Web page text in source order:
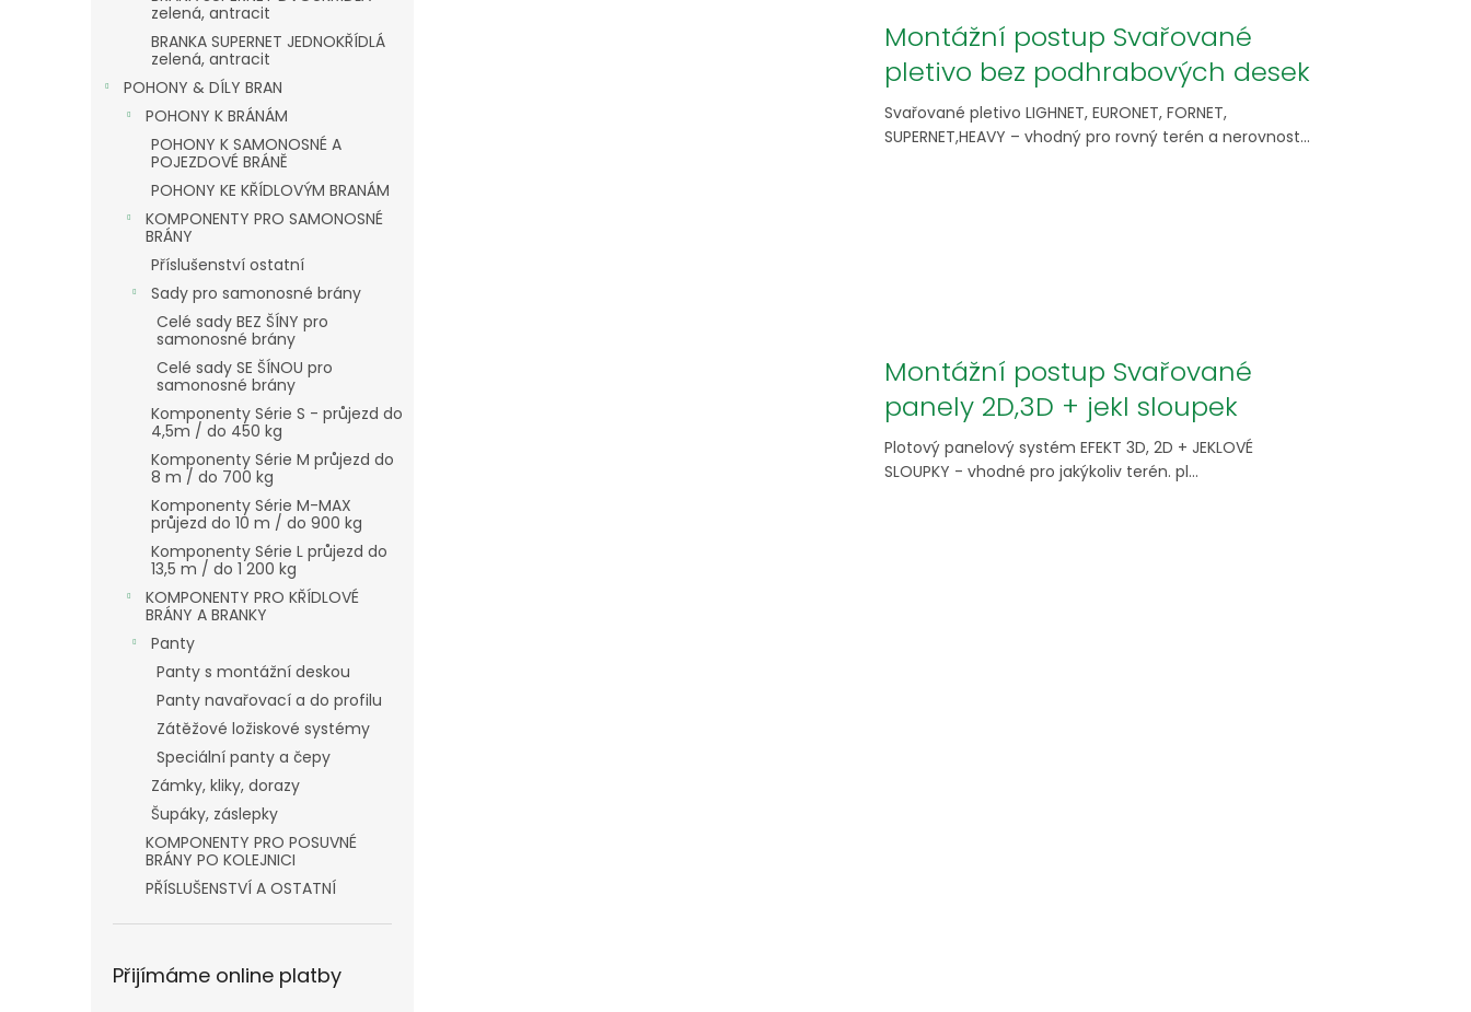
zelená, antracit
BRANKA SUPERNET JEDNOKŘÍDLÁ
zelená, antracit
POHONY & DÍLY BRAN
POHONY K BRÁNÁM
POHONY K SAMONOSNÉ A
POJEZDOVÉ BRÁNĚ
POHONY KE KŘÍDLOVÝM BRANÁM
KOMPONENTY PRO SAMONOSNÉ
BRÁNY
Příslušenství ostatní
Sady pro samonosné brány
Celé sady BEZ ŠÍNY pro
samonosné brány
Celé sady SE ŠÍNOU pro
samonosné brány
Komponenty Série S - průjezd do
4,5m / do 450 kg
Komponenty Série M průjezd do
8 m / do 700 kg
Komponenty Série M-MAX
průjezd do 10 m / do 900 kg
Komponenty Série L průjezd do
13,5 m / do 1 200 kg
KOMPONENTY PRO KŘÍDLOVÉ
BRÁNY A BRANKY
Panty
Panty s montážní deskou
Panty navařovací a do profilu
Zátěžové ložiskové systémy
Speciální panty a čepy
Zámky, kliky, dorazy
Šupáky, záslepky
KOMPONENTY PRO POSUVNÉ
BRÁNY PO KOLEJNICI
PŘÍSLUŠENSTVÍ A OSTATNÍ
Přijímáme online platby
Montážní postup Svařované
pletivo bez podhrabových desek
Svařované pletivo LIGHNET, EURONET, FORNET,
SUPERNET,HEAVY – vhodný pro rovný terén a nerovnost...
Montážní postup Svařované
panely 2D,3D + jekl sloupek
Plotový panelový systém EFEKT 3D, 2D + JEKLOVÉ
SLOUPKY - vhodné pro jakýkoliv terén. pl...